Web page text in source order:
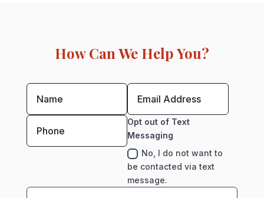
How Can We Help You?
Opt out of Text
Messaging
No, I do not want to
be contacted via text
message.